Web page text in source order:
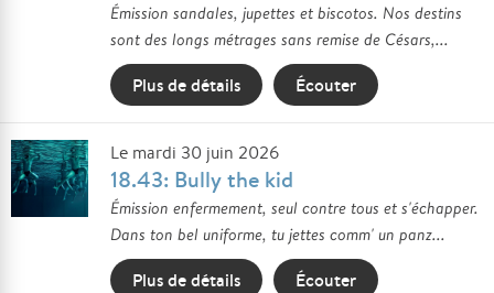
Émission sandales, jupettes et biscotos. Nos destins
sont des longs métrages sans remise de Césars,...
Plus de détails Écouter
Le mardi 30 juin 2026
18.43: Bully the kid
Émission enfermement, seul contre tous et s'échapper.
Dans ton bel uniforme, tu jettes comm' un panz...
Plus de détails Écouter